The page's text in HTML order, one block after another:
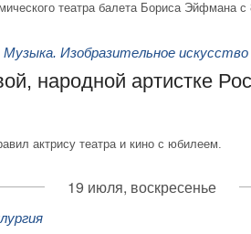
театра балета Бориса Эйфмана
Изобразительное искусство
народной артистке
актрису театра и кино с юбилеем.
19 июля, воскресенье